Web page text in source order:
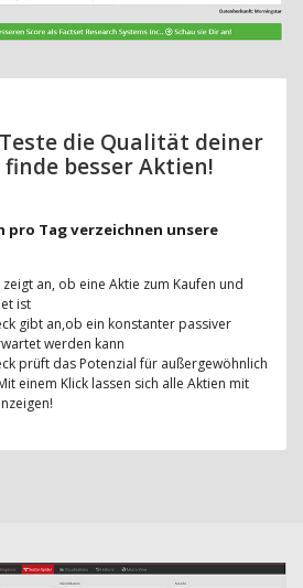
die Qualität deiner
besser Aktien!
pro Tag verzeichnen unsere
an, ob eine Aktie zum Kaufen und
ist
gibt an,ob ein konstanter passiver
werden kann
prüft das Potenzial für außergewöhnlich
einem Klick lassen sich alle Aktien mit